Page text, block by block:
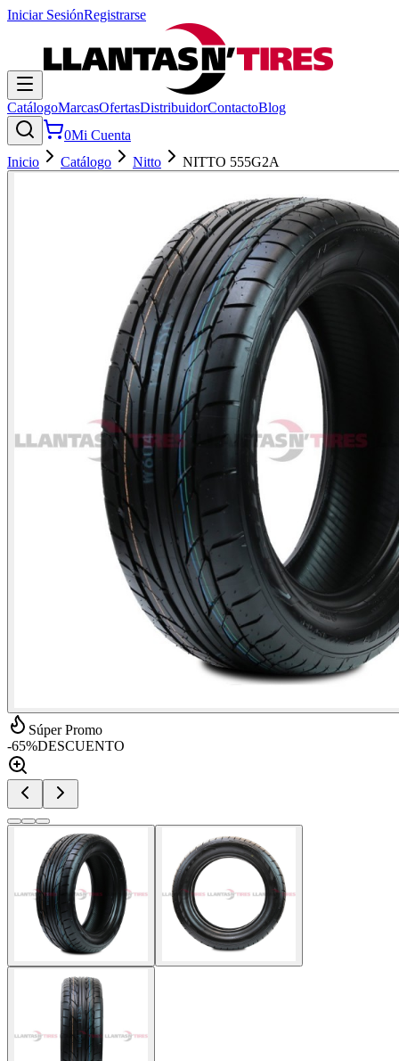
Iniciar SesiónRegistrarse
CatálogoMarcasOfertasDistribuidorContactoBlog
0Mi Cuenta
Inicio
Catálogo Nitto NITTO 555G2A
Súper Promo
-65%DESCUENTO